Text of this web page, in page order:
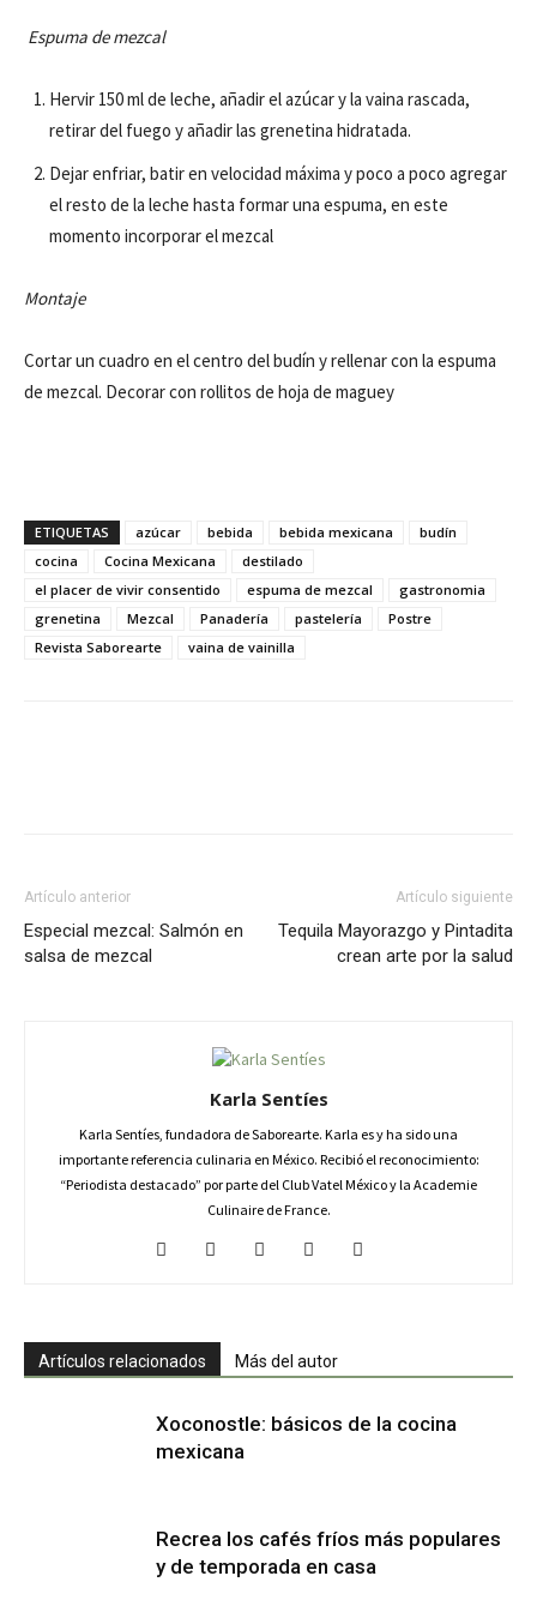
Espuma de mezcal
Hervir 150 ml de leche, añadir el azúcar y la vaina rascada,
retirar del fuego y añadir las grenetina hidratada.
Dejar enfriar, batir en velocidad máxima y poco a poco agregar
el resto de la leche hasta formar una espuma, en este
momento incorporar el mezcal
Montaje
Cortar un cuadro en el centro del budín y rellenar con la espuma
de mezcal. Decorar con rollitos de hoja de maguey
ETIQUETAS azúcar bebida bebida mexicana
budín
cocina
Cocina Mexicana
destilado
el placer de vivir consentido
espuma de mezcal
gastronomia
grenetina
Mezcal Panadería pastelería
Postre
Revista Saborearte
vaina de vainilla
Artículo anterior
Especial mezcal: Salmón en
salsa de mezcal
Artículo siguiente
Tequila Mayorazgo y Pintadita
crean arte por la salud
Karla Sentíes
Karla Sentíes, fundadora de Saborearte. Karla es y ha sido una
importante referencia culinaria en México. Recibió el reconocimiento:
“Periodista destacado” por parte del Club Vatel México y la Academie
Culinaire de France.
Artículos relacionados Más del autor
Xoconostle: básicos de la cocina
mexicana
Recrea los cafés fríos más populares
y de temporada en casa